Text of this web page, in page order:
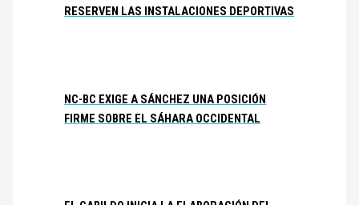
RESERVEN LAS INSTALACIONES DEPORTIVAS
NC-BC EXIGE A SÁNCHEZ UNA POSICIÓN
FIRME SOBRE EL SÁHARA OCCIDENTAL